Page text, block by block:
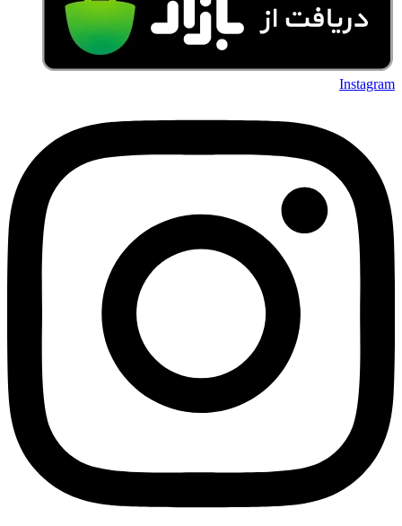
Instagram